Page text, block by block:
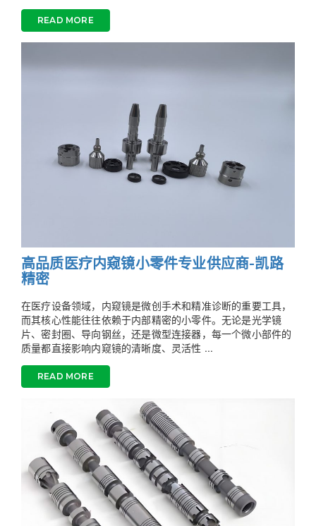
READ MORE
高品质医疗内窥镜小零件专业供应商-凯路
精密
在医疗设备领域，内窥镜是微创手术和精准诊断的重要工具，
而其核心性能往往依赖于内部精密的小零件。无论是光学镜
片、密封圈、导向钢丝，还是微型连接器，每一个微小部件的
质量都直接影响内窥镜的清晰度、灵活性 ...
READ MORE